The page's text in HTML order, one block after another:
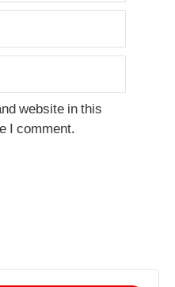
website in this
I comment.